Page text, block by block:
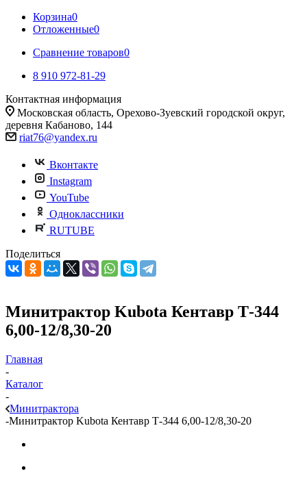
Корзина0
Отложенные0
Сравнение товаров0
8 910 972-81-29
Контактная информация
Московская область, Орехово-Зуевский городской округ,
деревня Кабаново, 144
riat76@yandex.ru
Вконтакте
Instagram
YouTube
Одноклассники
RUTUBE
Поделиться
Минитрактор Kubota Кентавр Т-344
6,00-12/8,30-20
Главная
-
Каталог
-
Минитрактора
-Минитрактор Kubota Кентавр Т-344 6,00-12/8,30-20